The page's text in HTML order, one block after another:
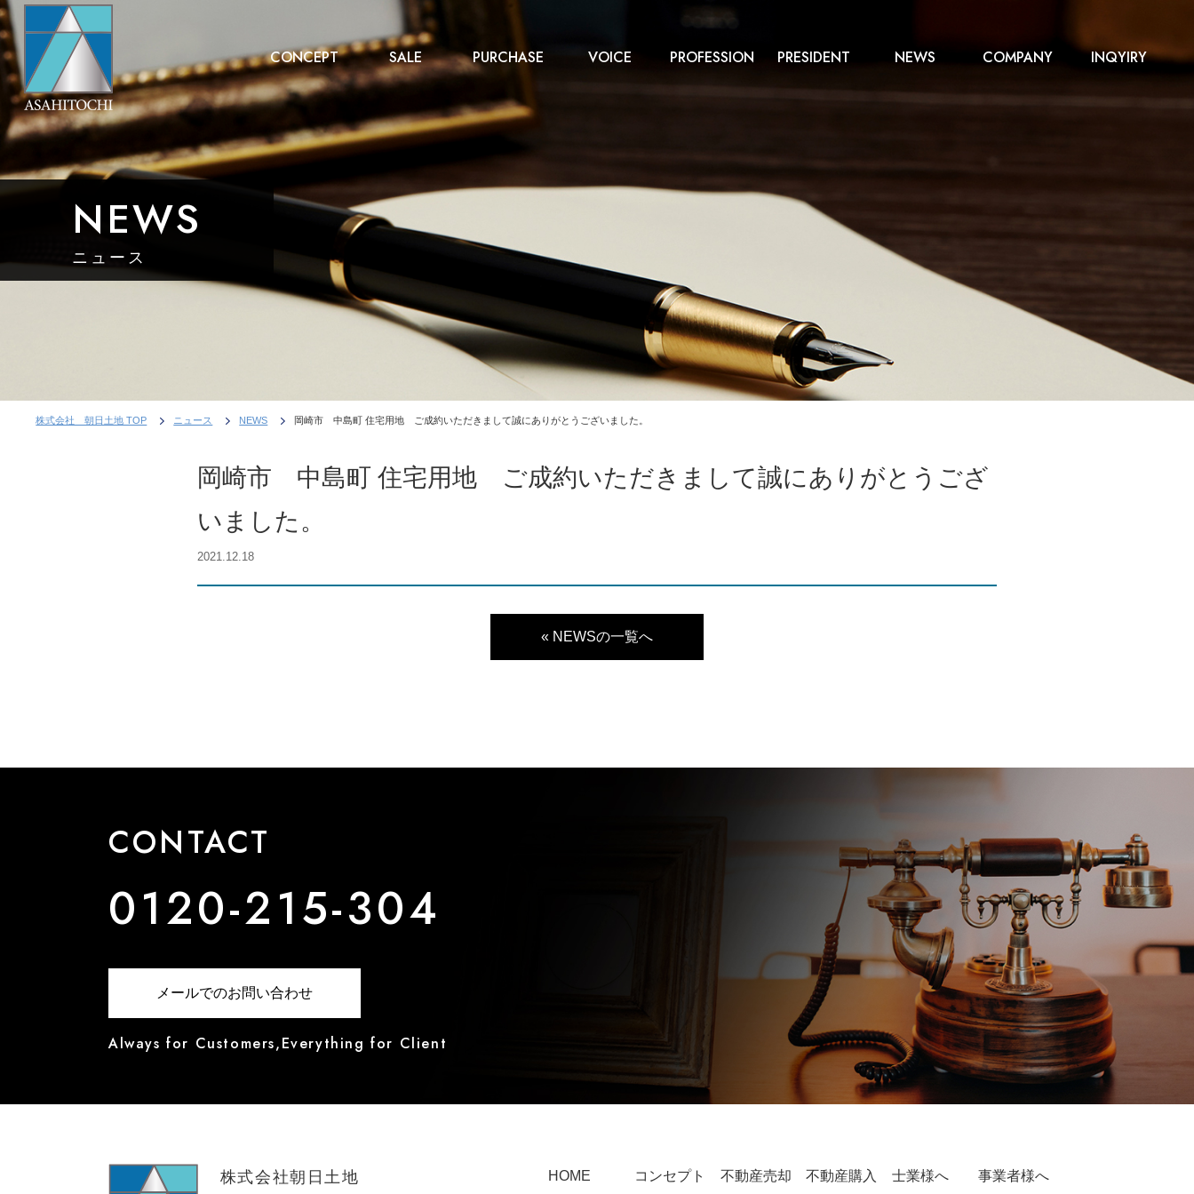
CONCEPT SALE PURCHASE VOICE PROFESSION PRESIDENT NEWS COMPANY INQYIRY
NEWS
ニュース
株式会社 朝日土地 TOP ニュース NEWS 岡崎市 中島町 住宅用地 ご成約いただきまして誠にありがとうございました。
岡崎市 中島町 住宅用地 ご成約いただきまして誠にありがとうござ
いました。
2021.12.18
« NEWSの一覧へ
CONTACT
0120-215-304
メールでのお問い合わせ
Always for Customers,Everything for Client
株式会社朝日土地 HOME コンセプト 不動産売却 不動産購入 士業様へ 事業者様へ